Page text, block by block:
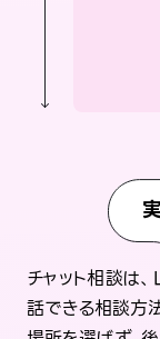
チャット相談は
話できる相談方法